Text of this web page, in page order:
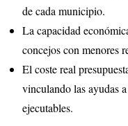
de cada municipio.
La capacidad
concejos con menores
El coste real
vinculando las ayudas
ejecutables.